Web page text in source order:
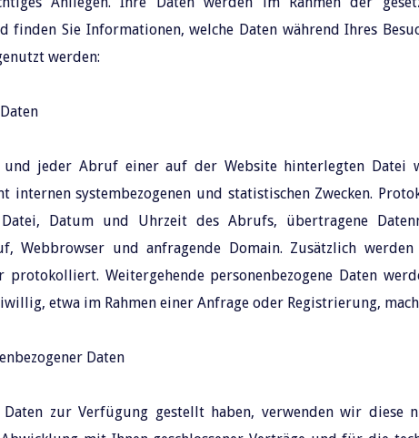
finden Sie Informationen, welche Daten während Ihres
werden:
und jeder Abruf einer auf der Website hinterlegten Datei
internen systembezogenen und statistischen Zwecken.
Datum und Uhrzeit des Abrufs, übertragene
Webbrowser und anfragende Domain. Zusätzlich
protokolliert. Weitergehende personenbezogene Daten
etwa im Rahmen einer Anfrage oder Registrierung,
Daten
Daten zur Verfügung gestellt haben, verwenden wir diese